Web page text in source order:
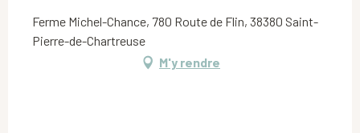
Ferme Michel-Chance, 780 Route de Flin, 38380 Saint-
Pierre-de-Chartreuse
M'y rendre